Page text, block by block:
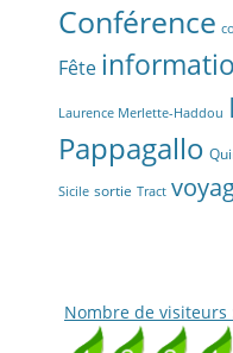
Conférence
Fête
Laurence Merlette-Haddou
Pappagallo
Sicile sortie Tract
Nombre de visiteurs